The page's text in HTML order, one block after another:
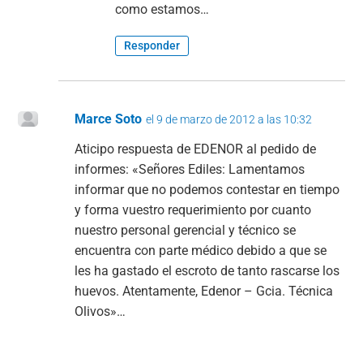
como estamos…
Responder
Marce Soto el 9 de marzo de 2012 a las 10:32
Aticipo respuesta de EDENOR al pedido de
informes: «Señores Ediles: Lamentamos
informar que no podemos contestar en tiempo
y forma vuestro requerimiento por cuanto
nuestro personal gerencial y técnico se
encuentra con parte médico debido a que se
les ha gastado el escroto de tanto rascarse los
huevos. Atentamente, Edenor – Gcia. Técnica
Olivos»…